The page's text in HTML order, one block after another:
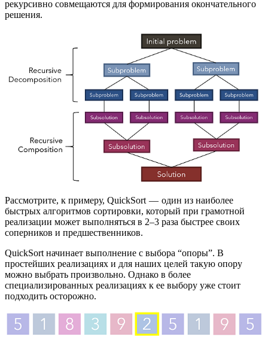
рекурсивно совмещаются для формирования окончательного
решения.
Рассмотрите, к примеру, QuickSort — один из наиболее
быстрых алгоритмов сортировки, который при грамотной
реализации может выполняться в 2–3 раза быстрее своих
соперников и предшественников.
QuickSort начинает выполнение с выбора “опоры”. В
простейших реализациях и для наших целей такую опору
можно выбрать произвольно. Однако в более
специализированных реализациях к ее выбору уже стоит
подходить осторожно.